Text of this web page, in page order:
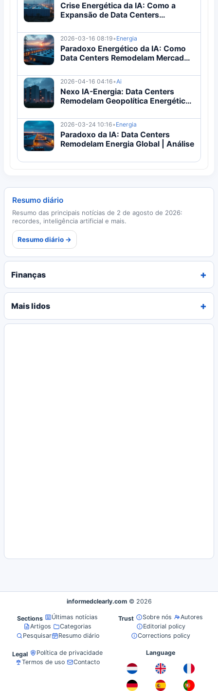
Crise Energética da IA: Como a
Expansão de Data Centers
Energia e a Geopolítica
2026-03-16 08:19• Energia
Paradoxo Energético da IA: Como
Data Centers Remodelam Mercados
2026-04-16 04:16•Ai
Nexo IA-Energia: Data Centers
Remodelam Geopolítica Energética
2026-03-24 10:16• Energia
Paradoxo da IA: Data Centers
Remodelam Energia Global | Análise
Resumo diário
Resumo das principais notícias de 2 de agosto de 2026:
recordes, inteligência artificial e mais.
Resumo diário →
Finanças
Mais lidos
informedclearly.com © 2026
Sections
Últimas notícias
Artigos
Categorias
Pesquisar
Resumo diário
Trust Sobre nós
Autores
Editorial policy
Corrections policy
Legal
Política de privacidade
Termos de uso
Contacto
Language